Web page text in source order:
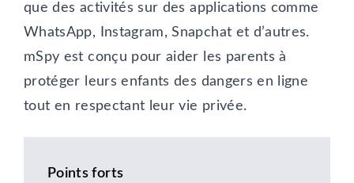
que des activités sur des applications comme
WhatsApp, Instagram, Snapchat et d’autres.
mSpy est conçu pour aider les parents à
protéger leurs enfants des dangers en ligne
tout en respectant leur vie privée.
Points forts